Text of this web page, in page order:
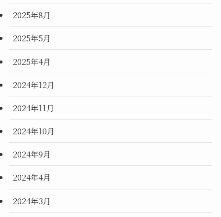
2025年8月
2025年5月
2025年4月
2024年12月
2024年11月
2024年10月
2024年9月
2024年4月
2024年3月